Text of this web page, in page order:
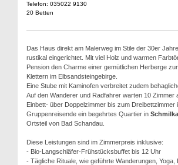
Telefon: 035022 9130
20 Betten
Das Haus direkt am Malerweg im Stile der 30er
rustikal eingerichtet. Mit viel Holz und warmen
Pension den Charme einer gemütlichen Herberge
Klettern im Elbsandsteingebirge.
Eine Stube mit Kaminofen verbreitet zudem
Auf den Wanderer und Radfahrer warten 10 Zimmer
Einbett- über Doppelzimmer bis zum Dreibettzimmer
Gruppenreisende ein begehrtes Quartier in Schmilka
Ortsteil von Bad Schandau.
Diese Leistungen sind im Zimmerpreis inklusive:
- Bio-Langschläfer-Frühstücksbuffet bis 12 Uhr
- Tägliche Rituale, wie geführte Wanderungen, Yoga,